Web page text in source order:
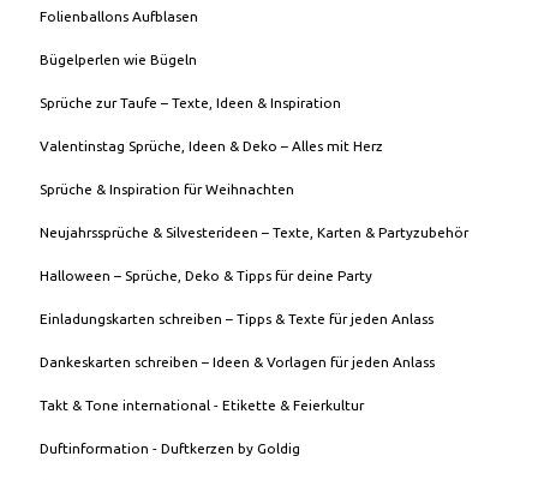
Folienballons Aufblasen
Bügelperlen wie Bügeln
Sprüche zur Taufe – Texte, Ideen & Inspiration
Valentinstag Sprüche, Ideen & Deko – Alles mit Herz
Sprüche & Inspiration für Weihnachten
Neujahrssprüche & Silvesterideen – Texte, Karten & Partyzubehör
Halloween – Sprüche, Deko & Tipps für deine Party
Einladungskarten schreiben – Tipps & Texte für jeden Anlass
Dankeskarten schreiben – Ideen & Vorlagen für jeden Anlass
Takt & Tone international - Etikette & Feierkultur
Duftinformation - Duftkerzen by Goldig